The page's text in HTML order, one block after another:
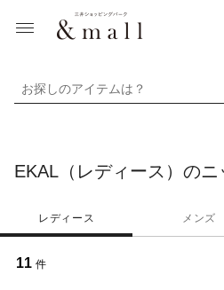
お探しのアイテムは？
EKAL（レディース）の
レディース メンズ
11 件